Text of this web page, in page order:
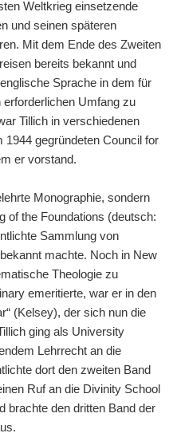
Weltkrieg einsetzende
und seinen späteren
Mit dem Ende des Zweiten
bereits bekannt und
Sprache in dem für
Umfang zu
Tillich in verschiedenen
1944 gegründeten Council for
er vorstand.
Monographie, sondern
of the Foundations (deutsch:
Sammlung von
machte. Noch in New
Theologie zu
emeritierte, war er in den
(Kelsey), der sich nun die
ging als University
Lehrrecht an die
dort den zweiten Band
Ruf an die Divinity School
brachte den dritten Band der